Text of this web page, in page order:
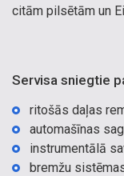
citām pilsētām un
Servisa sniegtie
ritošās daļas
automašīnas
instrumentālā
bremžu